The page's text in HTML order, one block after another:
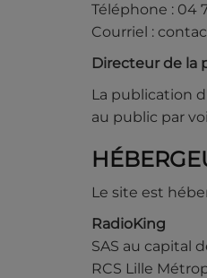
Téléphone : 04
Courriel :
Directeur de la
La publication
au public par
Le site est
RadioKing
SAS au capital
RCS Lille